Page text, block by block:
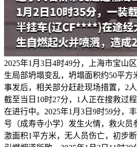
2025年1月3日4时49分，上海市宝山
生局部坍塌变乱，坍塌面积约50平方
事发后，相关部分赶赴现场措置，2
截至当日10时27分，1人正在搜救过
在进行中。2025年1月3日9时59分，
号（成寿寺小学）发生火情，救火员
激面积1平方米，无人员伤亡，初步